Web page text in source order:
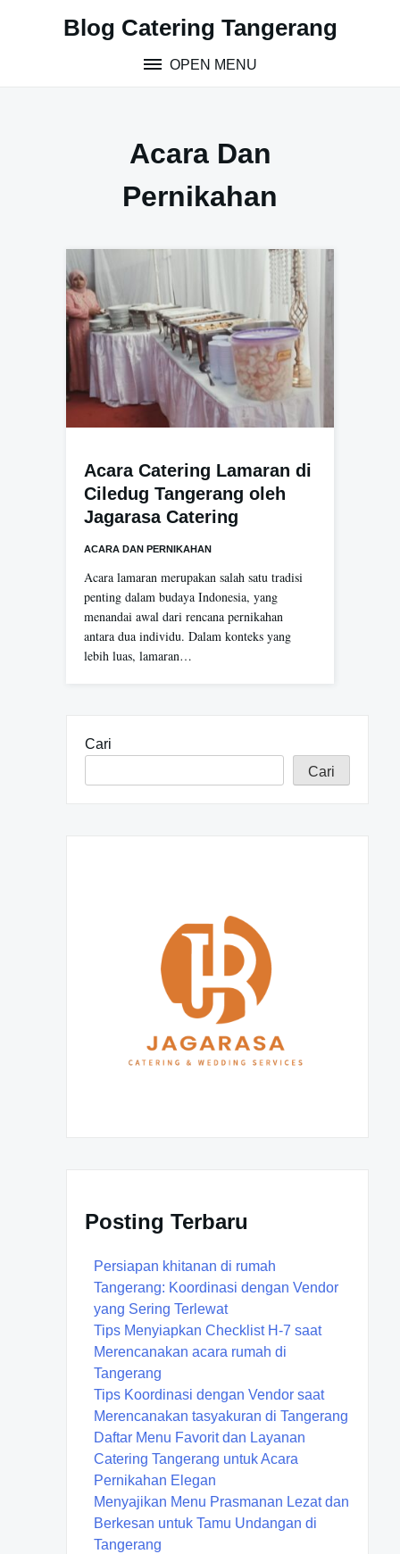
Blog Catering Tangerang
OPEN MENU
Acara Dan
Pernikahan
Acara Catering Lamaran di
Ciledug Tangerang oleh
Jagarasa Catering
ACARA DAN PERNIKAHAN
Acara lamaran merupakan salah satu tradisi
penting dalam budaya Indonesia, yang
menandai awal dari rencana pernikahan
antara dua individu. Dalam konteks yang
lebih luas, lamaran…
Cari
Cari
Posting Terbaru
Persiapan khitanan di rumah
Tangerang: Koordinasi dengan Vendor
yang Sering Terlewat
Tips Menyiapkan Checklist H-7 saat
Merencanakan acara rumah di
Tangerang
Tips Koordinasi dengan Vendor saat
Merencanakan tasyakuran di Tangerang
Daftar Menu Favorit dan Layanan
Catering Tangerang untuk Acara
Pernikahan Elegan
Menyajikan Menu Prasmanan Lezat dan
Berkesan untuk Tamu Undangan di
Tangerang